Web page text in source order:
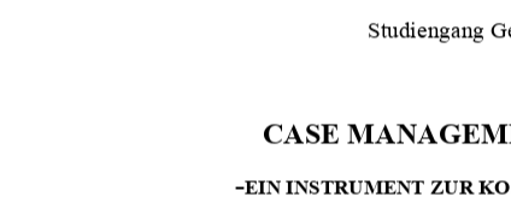
Studiengang
CASE
-EIN INSTRUMENT ZUR